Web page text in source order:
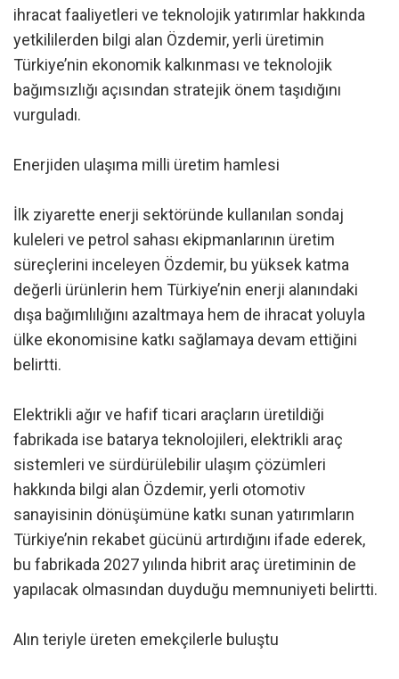
ihracat faaliyetleri ve teknolojik yatırımlar hakkında
yetkililerden bilgi alan Özdemir, yerli üretimin
Türkiye’nin ekonomik kalkınması ve teknolojik
bağımsızlığı açısından stratejik önem taşıdığını
vurguladı.
Enerjiden ulaşıma milli üretim hamlesi
İlk ziyarette enerji sektöründe kullanılan sondaj
kuleleri ve petrol sahası ekipmanlarının üretim
süreçlerini inceleyen Özdemir, bu yüksek katma
değerli ürünlerin hem Türkiye’nin enerji alanındaki
dışa bağımlılığını azaltmaya hem de ihracat yoluyla
ülke ekonomisine katkı sağlamaya devam ettiğini
belirtti.
Elektrikli ağır ve hafif ticari araçların üretildiği
fabrikada ise batarya teknolojileri, elektrikli araç
sistemleri ve sürdürülebilir ulaşım çözümleri
hakkında bilgi alan Özdemir, yerli otomotiv
sanayisinin dönüşümüne katkı sunan yatırımların
Türkiye’nin rekabet gücünü artırdığını ifade ederek,
bu fabrikada 2027 yılında hibrit araç üretiminin de
yapılacak olmasından duyduğu memnuniyeti belirtti.
Alın teriyle üreten emekçilerle buluştu